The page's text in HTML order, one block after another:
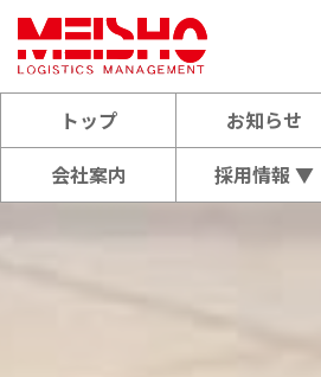
トップ お知らせ
会社案内 採用情報 ▼